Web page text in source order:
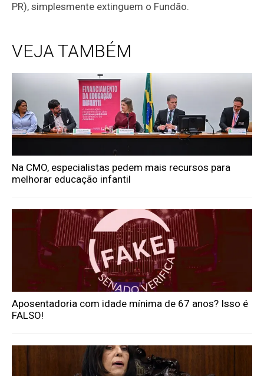
PR), simplesmente extinguem o Fundão.
VEJA TAMBÉM
Na CMO, especialistas pedem mais recursos para
melhorar educação infantil
Aposentadoria com idade mínima de 67 anos? Isso é
FALSO!